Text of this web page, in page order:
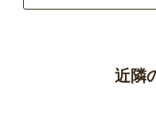
近隣